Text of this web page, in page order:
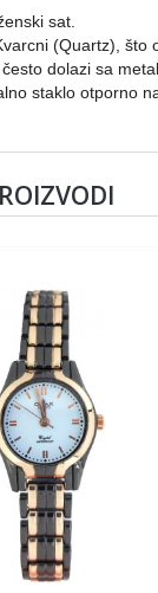
sat.
(Quartz), što
dolazi sa
staklo otporno